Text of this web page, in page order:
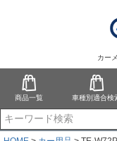
カー
商品一覧 車種別適合検